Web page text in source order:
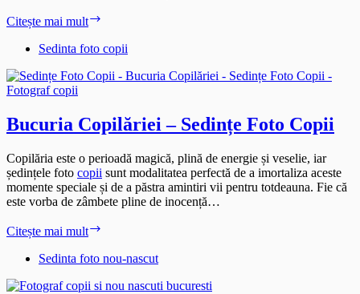
Citește mai mult
București
Îmbrățișând
Unice
Sedinta foto copii
Bucuria Copilăriei – Sedințe Foto Copii
Copilăria este o perioadă magică, plină de energie și veselie, iar
ședințele foto copii sunt modalitatea perfectă de a imortaliza aceste
momente speciale și de a păstra amintiri vii pentru totdeauna. Fie că
este vorba de zâmbete pline de inocență…
Citește mai mult
–
Foto
Sedinta foto nou-nascut